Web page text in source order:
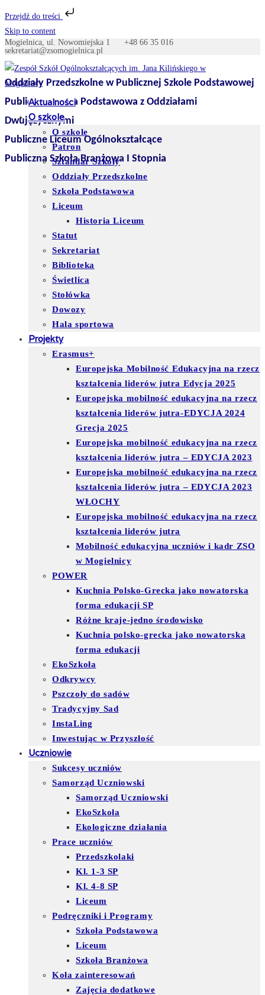
Przejdź do treści
Skip to content
Mogielnica, ul. Nowomiejska 1 +48 66 35 016
sekretariat@zsomogielnica.pl
Oddziały Przedszkolne w Publicznej Szkole Podstawowej
Publiczna Szkoła Podstawowa z Oddziałami
Dwujęzycznymi
Publiczne Liceum Ogólnokształcące
Publiczna Szkoła Branżowa I Stopnia
Aktualności
O szkole
O szkole
Patron
Sztandar Szkoły
Oddziały Przedszkolne
Szkoła Podstawowa
Liceum
Historia Liceum
Statut
Sekretariat
Biblioteka
Świetlica
Stołówka
Dowozy
Hala sportowa
Projekty
Erasmus+
Europejska Mobilność Edukacyjna na rzecz
kształcenia liderów jutra Edycja 2025
Europejska mobilność edukacyjna na rzecz
kształcenia liderów jutra-EDYCJA 2024
Grecja 2025
Europejska mobilność edukacyjna na rzecz
kształcenia liderów jutra – EDYCJA 2023
Europejska mobilność edukacyjna na rzecz
kształcenia liderów jutra – EDYCJA 2023
WŁOCHY
Europejska mobilność edukacyjna na rzecz
kształcenia liderów jutra
Mobilność edukacyjna uczniów i kadr ZSO
w Mogielnicy
POWER
Kuchnia Polsko-Grecka jako nowatorska
forma edukacji SP
Różne kraje-jedno środowisko
Kuchnia polsko-grecka jako nowatorska
forma edukacji
EkoSzkoła
Odkrywcy
Pszczoły do sadów
Tradycyjny Sad
InstaLing
Inwestując w Przyszłość
Uczniowie
Sukcesy uczniów
Samorząd Uczniowski
Samorząd Uczniowski
EkoSzkoła
Ekologiczne działania
Prace uczniów
Przedszkolaki
Kl. 1-3 SP
Kl. 4-8 SP
Liceum
Podręczniki i Programy
Szkoła Podstawowa
Liceum
Szkoła Branżowa
Koła zainteresowań
Zajęcia dodatkowe